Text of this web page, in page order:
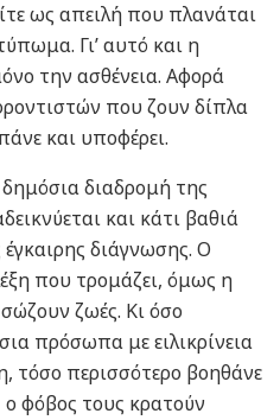
ως απειλή που πλανάται
Γι’ αυτό και η
την ασθένεια. Αφορά
που ζουν δίπλα
και υποφέρει.
διαδρομή της
και κάτι βαθιά
διάγνωσης. Ο
που τρομάζει, όμως η
ζωές. Κι όσο
πρόσωπα με ειλικρίνεια
τόσο περισσότερο βοηθάνε
φόβος τους κρατούν